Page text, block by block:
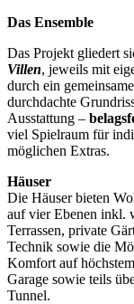
Das Ensemble
Das Projekt gliedert
Villen, jeweils mit
durch ein
durchdachte
Ausstattung –
viel Spielraum für
möglichen Extras.
Häuser
Die Häuser bieten
auf vier Ebenen inkl.
Terrassen, private
Technik sowie die
Komfort auf
Garage sowie teils
Tunnel.